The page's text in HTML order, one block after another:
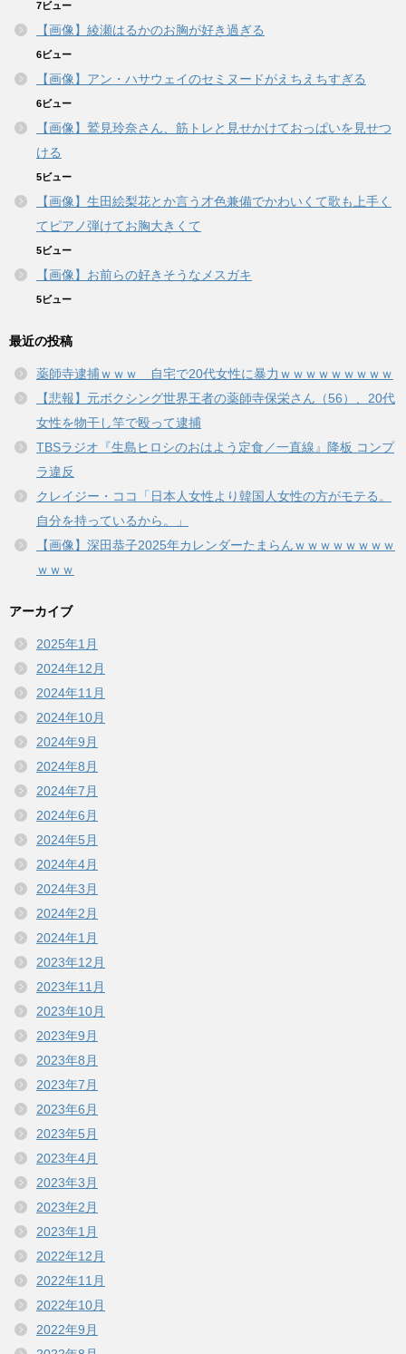
7ビュー
【画像】綾瀬はるかのお胸が好き過ぎる
6ビュー
【画像】アン・ハサウェイのセミヌードがえちえちすぎる
6ビュー
【画像】鷲見玲奈さん、筋トレと見せかけておっぱいを見せつ
ける
5ビュー
【画像】生田絵梨花とか言う才色兼備でかわいくて歌も上手く
てピアノ弾けてお胸大きくて
5ビュー
【画像】お前らの好きそうなメスガキ
5ビュー
最近の投稿
薬師寺逮捕ｗｗｗ 自宅で20代女性に暴力ｗｗｗｗｗｗｗｗｗ
【悲報】元ボクシング世界王者の薬師寺保栄さん（56）、20代
女性を物干し竿で殴って逮捕
TBSラジオ『生島ヒロシのおはよう定食／一直線』降板 コンプ
ラ違反
クレイジー・ココ「日本人女性より韓国人女性の方がモテる。
自分を持っているから。」
【画像】深田恭子2025年カレンダーたまらんｗｗｗｗｗｗｗｗ
ｗｗｗ
アーカイブ
2025年1月
2024年12月
2024年11月
2024年10月
2024年9月
2024年8月
2024年7月
2024年6月
2024年5月
2024年4月
2024年3月
2024年2月
2024年1月
2023年12月
2023年11月
2023年10月
2023年9月
2023年8月
2023年7月
2023年6月
2023年5月
2023年4月
2023年3月
2023年2月
2023年1月
2022年12月
2022年11月
2022年10月
2022年9月